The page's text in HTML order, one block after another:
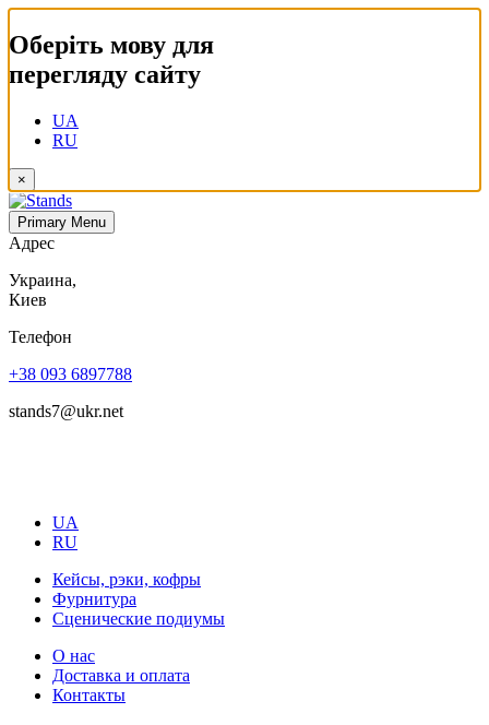
Оберіть мову для
перегляду сайту
UA
RU
×
Primary Menu
Адрес
Украина,
Киев
Телефон
+38 093 6897788
stands7@ukr.net
UA
RU
Кейсы, рэки, кофры
Фурнитура
Сценические подиумы
О нас
Доставка и оплата
Контакты